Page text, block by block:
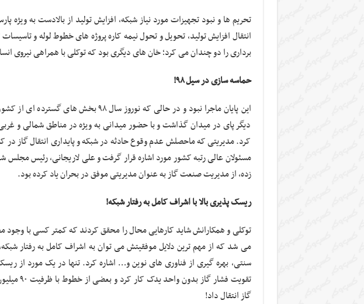
تحریم ها و نبود تجهیزات مورد نیاز شبکه، افزایش تولید از بالادست به ویژه
انتقال افزایش تولید، تحویل و تحول نیمه کاره پروژه های خطوط لوله و
برداری را دو چندان می کرد؛ خان های دیگری بود که توکلی با همراهی
حماسه سازی در سیل ۹۸!
این پایان ماجرا نبود و در حالی که نوروز سال ۹۸
دیگر پای در میدان گذاشت و با حضور میدانی به ویژه در مناطق شمالی و
کرد. مدیریتی که ماحصلش عدم وقوع حادثه در شبکه و پایداری انتقال گاز در
مسئولان عالی رتبه کشور مورد اشاره قرار گرفت و علی لاریجانی، رئیس
زده، از مدیریت صنعت گاز به عنوان مدیریتی موفق در بحران یاد کرده بود.
ریسک پذیری بالا با اشراف کامل به رفتار شبکه!
توکلی و همکارانش شاید کارهایی محال را محقق کردند که کمتر کسی با
می شد که از مهم ترین دلایل موفقیتش می توان به اشراف کامل به رفتار شبکه،
گاز انتقال داد!